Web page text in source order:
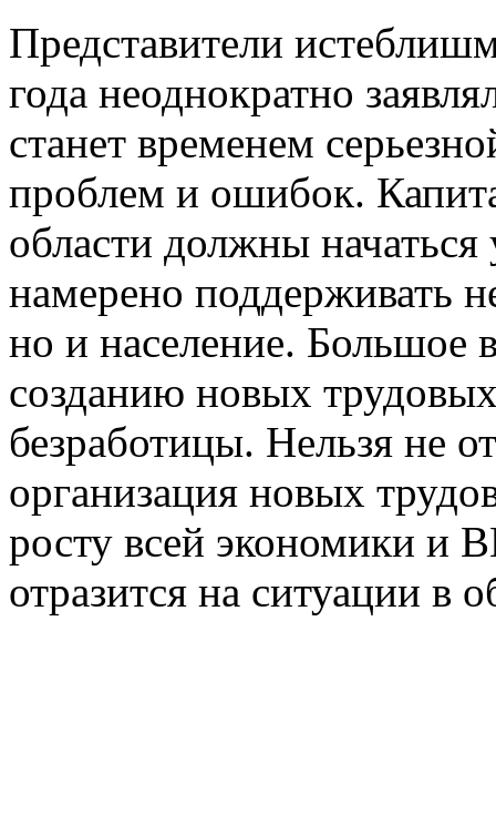
Представители
года неоднократно
станет временем
проблем и ошибок.
области должны
намерено поддерживать
но и население. Большое
созданию новых
безработицы. Нельзя не
организация новых
росту всей экономики и
отразится на ситуации в